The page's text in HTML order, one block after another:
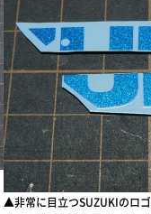
▲非常に目立つSUZUKIのロ